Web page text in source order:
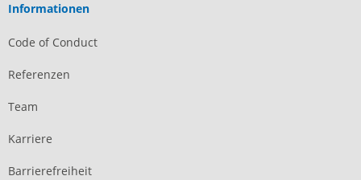
Informationen
Code of Conduct
Referenzen
Team
Karriere
Barrierefreiheit